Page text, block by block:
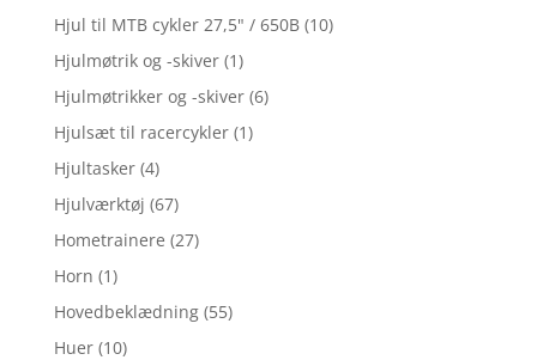
Hjul til MTB cykler 27,5" / 650B (10)
Hjulmøtrik og -skiver (1)
Hjulmøtrikker og -skiver (6)
Hjulsæt til racercykler (1)
Hjultasker (4)
Hjulværktøj (67)
Hometrainere (27)
Horn (1)
Hovedbeklædning (55)
Huer (10)